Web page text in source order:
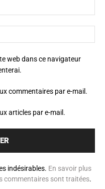
web dans ce navigateur
commentaires par e-mail.
articles par e-mail.
indésirables. En savoir plus
commentaires sont traitées.